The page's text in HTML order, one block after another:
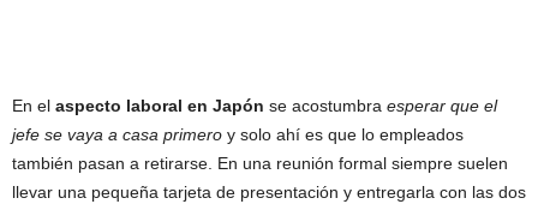
En el aspecto laboral en Japón se acostumbra esperar que el
jefe se vaya a casa primero y solo ahí es que lo empleados
también pasan a retirarse. En una reunión formal siempre suelen
llevar una pequeña tarjeta de presentación y entregarla con las dos